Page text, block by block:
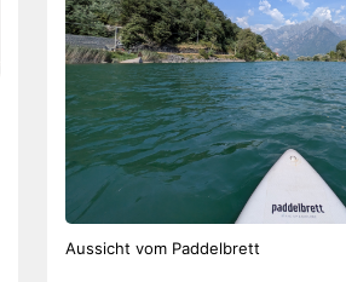
Aussicht vom Paddelbrett